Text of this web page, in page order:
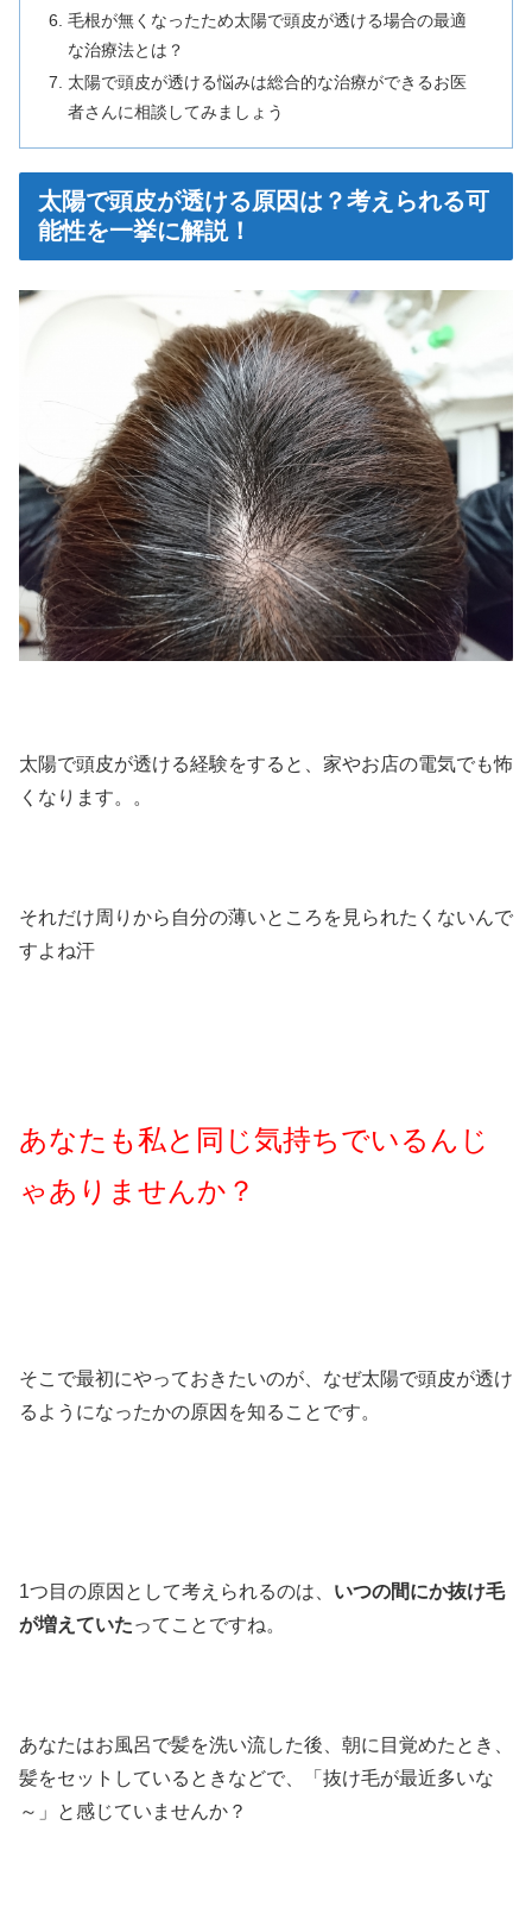
毛根が無くなったため太陽で頭皮が透ける場合の最適
な治療法とは？
太陽で頭皮が透ける悩みは総合的な治療ができるお医
者さんに相談してみましょう
太陽で頭皮が透ける原因は？考えられる可
能性を一挙に解説！
太陽で頭皮が透ける経験をすると、家やお店の電気でも怖
くなります。。
それだけ周りから自分の薄いところを見られたくないんで
すよね汗
あなたも私と同じ気持ちでいるんじ
ゃありませんか？
そこで最初にやっておきたいのが、なぜ太陽で頭皮が透け
るようになったかの原因を知ることです。
1つ目の原因として考えられるのは、 いつの間にか抜け毛
が増えていたってことですね。
あなたはお風呂で髪を洗い流した後、朝に目覚めたとき、
髪をセットしているときなどで、「抜け毛が最近多いな
～」と感じていませんか？